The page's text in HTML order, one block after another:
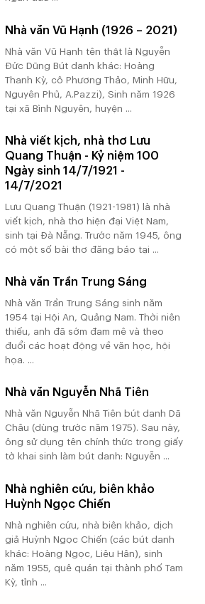
Nhà văn Vũ Hạnh (1926 – 2021)
Nhà văn Vũ Hạnh tên thật là Nguyễn
Đức Dũng Bút danh khác: Hoàng
Thanh Kỳ, cô Phương Thảo, Minh Hữu,
Nguyên Phủ, A.Pazzi), Sinh năm 1926
tại xã Bình Nguyên, huyện ...
Nhà viết kịch, nhà thơ Lưu
Quang Thuận - Kỷ niệm 100
Ngày sinh 14/7/1921 -
14/7/2021
Lưu Quang Thuận (1921-1981) là nhà
viết kịch, nhà thơ hiện đại Việt Nam,
sinh tại Đà Nẵng. Trước năm 1945, ông
có một số bài thơ đăng báo tại ...
Nhà văn Trần Trung Sáng
Nhà văn Trần Trung Sáng sinh năm
1954 tại Hội An, Quảng Nam. Thời niên
thiếu, anh đã sớm đam mê và theo
đuổi các hoạt động về văn học, hội
họa. ...
Nhà văn Nguyễn Nhã Tiên
Nhà văn Nguyễn Nhã Tiên bút danh Dã
Châu (dùng trước năm 1975). Sau này,
ông sử dụng tên chính thức trong giấy
tờ khai sinh làm bút danh: Nguyễn ...
Nhà nghiên cứu, biên khảo
Huỳnh Ngọc Chiến
Nhà nghiên cứu, nhà biên khảo, dịch
giả Huỳnh Ngọc Chiến (các bút danh
khác: Hoàng Ngọc, Liêu Hân), sinh
năm 1955, quê quán tại thành phố Tam
Kỳ, tỉnh ...